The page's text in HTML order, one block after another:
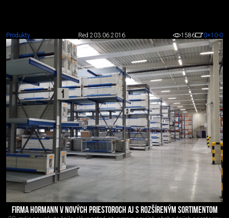
Produkty Red 2 03.06.2016 1586 0+10-0
FIRMA HORMANN V NOVÝCH PRIESTOROCH AJ S ROZŠÍRENÝM SORTIMENTOM